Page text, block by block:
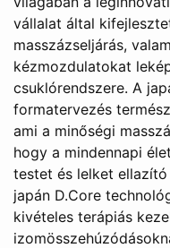
vállalat által
masszázseljárás,
kézmozdulatokat
csuklórendszere. A
formatervezés
ami a minőségi
hogy a mindennapi
testet és lelket
japán D.Core
kivételes terápiás